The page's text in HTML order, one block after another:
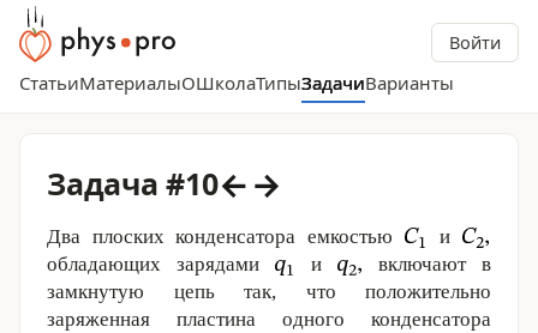
Войти
СтатьиМатериалыОШколаТипыЗадачиВарианты
Задача #10←→
Два плоских конденсатора емкостью
и
обладающих зарядами
и
включают в
замкнутую цепь так, что положительно
заряженная пластина одного конденсатора